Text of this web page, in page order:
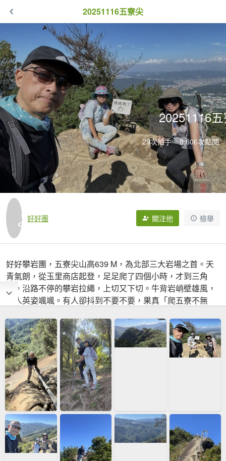
20251116五寮尖
20251116
29次拍手 9,606次點閱
好好團 關注他 檢舉
好好攀岩團，五寮尖山高639 M，為北部三大岩場之首。天
青氣朗，從玉里商店起登，足足爬了四個小時，才到三角
點。沿路不停的攀岩拉繩，上切又下切。牛背岩峭壁雄風，
令人英姿颯颯。有人卻抖到不要不要，果真「爬五寮不無
吃，好好國小畢業挑戰過關，開心，明明就不是唸五寮國
小。